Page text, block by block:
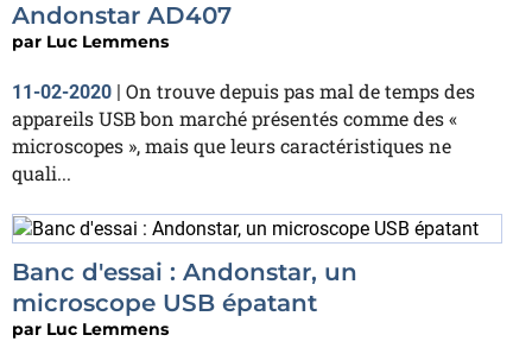
Andonstar AD407
par Luc Lemmens
11-02-2020 | On trouve depuis pas mal de temps des
appareils USB bon marché présentés comme des «
microscopes », mais que leurs caractéristiques ne
quali...
Banc d'essai : Andonstar, un
microscope USB épatant
par Luc Lemmens